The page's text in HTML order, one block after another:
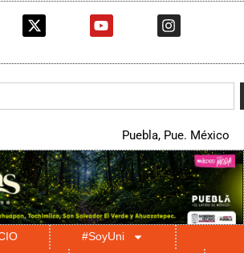
Puebla, Pue. México
#SoyUni